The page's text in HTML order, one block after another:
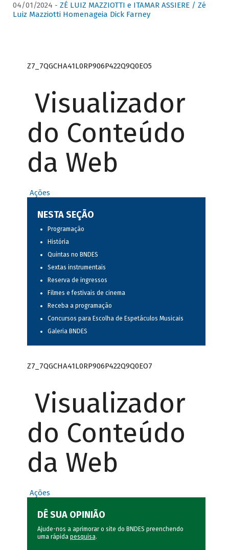
04/01/2024 - ZÉ LUIZ MAZZIOTTI e ITAMAR ASSIERE / Zé
Luiz Mazziotti Homenageia Dick Farney
Z7_7QGCHA41L0RP906P422Q9Q0EO5
Visualizador
do Conteúdo
da Web
Ações
NESTA SEÇÃO
Programação
História
Quintas no BNDES
Sextas instrumentais
Reserva de ingressos
Filmes e festivais de cinema
Receba a programação
Concursos para Escolha de Espetáculos Musicais
Galeria BNDES
Z7_7QGCHA41L0RP906P422Q9Q0EO7
Visualizador
do Conteúdo
da Web
Ações
DÊ SUA OPINIÃO
Ajude-nos a aprimorar o site do BNDES preenchendo
uma rápida pesquisa.